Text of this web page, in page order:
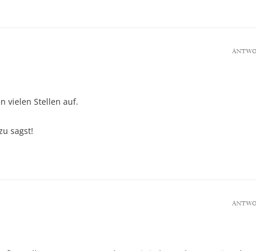
vielen Stellen auf.
sagst!